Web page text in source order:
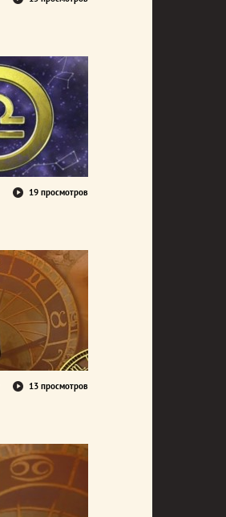
19 просмотров
13 просмотров